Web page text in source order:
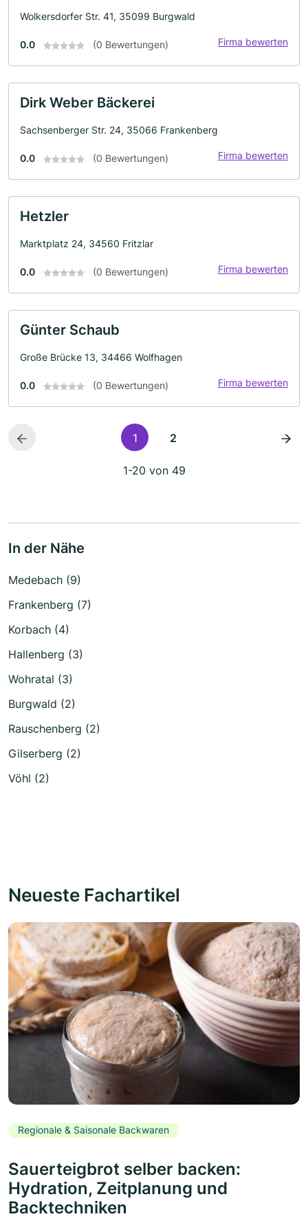
Wolkersdorfer Str. 41, 35099 Burgwald
0.0 (0 Bewertungen) Firma bewerten
Dirk Weber Bäckerei
Sachsenberger Str. 24, 35066 Frankenberg
0.0 (0 Bewertungen) Firma bewerten
Hetzler
Marktplatz 24, 34560 Fritzlar
0.0 (0 Bewertungen) Firma bewerten
Günter Schaub
Große Brücke 13, 34466 Wolfhagen
0.0 (0 Bewertungen) Firma bewerten
1 2
1-20 von 49
In der Nähe
Medebach (9)
Frankenberg (7)
Korbach (4)
Hallenberg (3)
Wohratal (3)
Burgwald (2)
Rauschenberg (2)
Gilserberg (2)
Vöhl (2)
Neueste Fachartikel
Regionale & Saisonale Backwaren
Sauerteigbrot selber backen:
Hydration, Zeitplanung und
Backtechniken